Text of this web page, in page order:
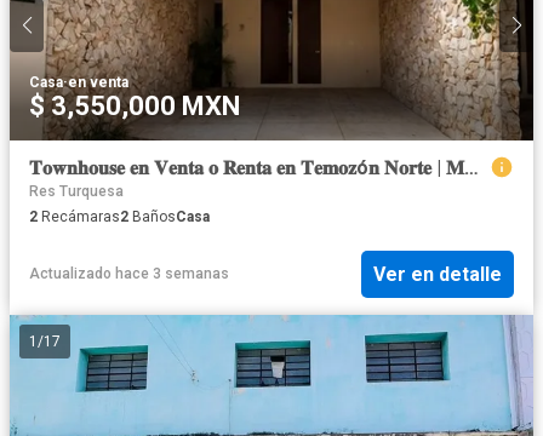
Casa·en venta
$ 3,550,000 MXN
𝐓𝐨𝐰𝐧𝐡𝐨𝐮𝐬𝐞 𝐞𝐧 𝐕𝐞𝐧𝐭𝐚 𝐨 𝐑𝐞𝐧𝐭𝐚 𝐞𝐧 𝐓𝐞𝐦𝐨𝐳ó𝐧 𝐍𝐨𝐫𝐭𝐞 | 𝐌é𝐫𝐢𝐝𝐚, 𝐘𝐮𝐜𝐚𝐭á𝐧
Res Turquesa
2 Recámaras2 BañosCasa
Actualizado hace 3 semanas Ver en detalle
1 /17